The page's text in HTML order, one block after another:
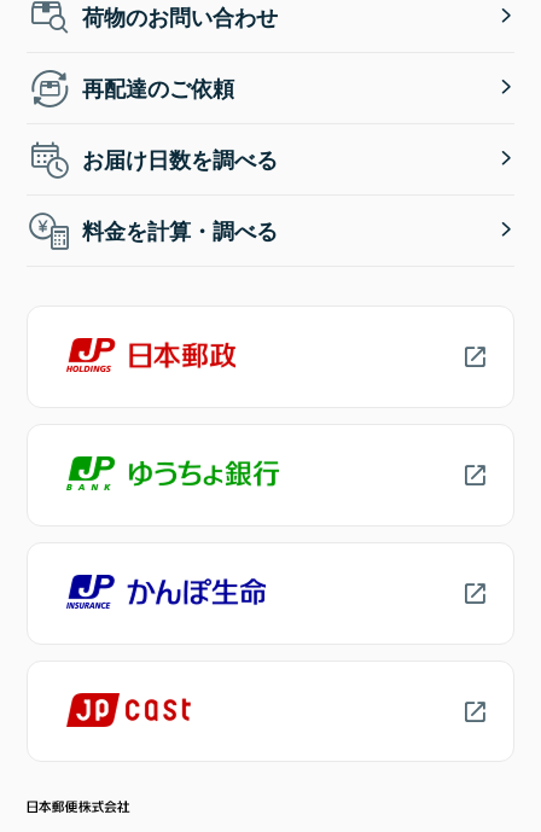
荷物のお問い合わせ
再配達のご依頼
お届け日数を調べる
料金を計算・調べる